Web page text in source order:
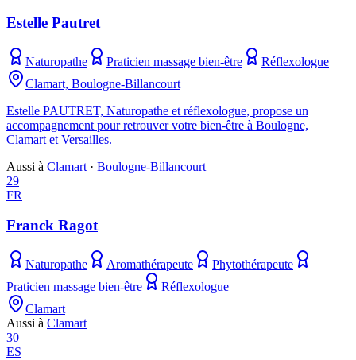
Estelle Pautret
Naturopathe Praticien massage bien-être
Réflexologue
Clamart, Boulogne-Billancourt
Estelle PAUTRET, Naturopathe et réflexologue, propose un
accompagnement pour retrouver votre bien-être à Boulogne,
Clamart et Versailles.
Aussi à Clamart · Boulogne-Billancourt
29
FR
Franck Ragot
Naturopathe Aromathérapeute
Phytothérapeute
Praticien massage bien-être
Réflexologue
Clamart
Aussi à Clamart
30
ES